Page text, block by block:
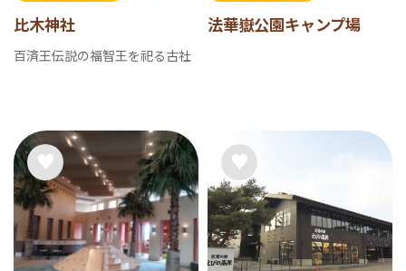
比木神社
百済王伝説の福智王を祀る古社
法華嶽公園キャンプ場